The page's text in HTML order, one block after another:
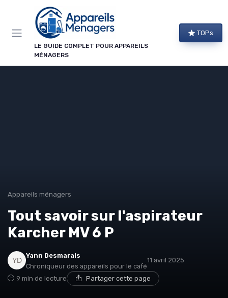
LE GUIDE COMPLET POUR APPAREILS
MÉNAGERS
TOPs
Appareils ménagers
Tout savoir sur l'aspirateur
Karcher MV 6 P
Yann Desmarais
Chroniqueur des appareils pour le café
11 avril 2025
9 min de lecture Partager cette page
Panneau de gestion des cookies